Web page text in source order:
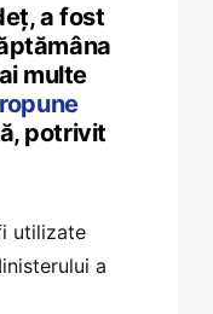
a fost
multe
potrivit
utilizate
a